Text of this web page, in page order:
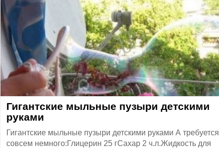
Гигантские мыльные пузыри детскими
руками
Гигантские мыльные пузыри детскими руками А требуется
совсем немного:Глицерин 25 гСахар 2 ч.л.Жидкость для